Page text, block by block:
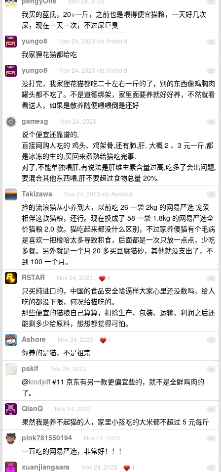
31
我买的蓝氏，20+一斤，之前也是喂得便宜猫粮，一天好几次
屎，现在一天一次，不过屎巨臭
32
yungo8 Nov 24, 2023 via Android
我家狸花猫都给吃
33
yungo8 Nov 24, 2023 via Android
没打完，我家狸花猫都吃二十左右一斤的了，别的东西像鸡胸肉
罐头都不吃了。不是道德绑架，家里面要养就好好养，不然就看
看送人，如果是散养随便喂喂倒是还好
34
gamexg Nov 24, 2023
说个便宜还靠谱的,
直接网购人吃的 鸡头、鸡架骨,还有肺,肝. 大概 2 、3 元一斤,都
是冰冻的生的,买回来煮熟给猫吃完事.
对了,不能单独喂肝,有说法是肝维生素含量过高,吃多了会出问题,
要混合其他东西喂,肝不要超过食物总量 20%.
35
Takizawa Nov 24, 2023 via Android
捡的流浪猫从小养到大，以前吃 26 一袋 2kg 的网易严选 宠爱
相伴这款猫粮，还行。现在换成了 58 一袋 1.8kg 的网易严选全
价猫粮 2.0 款。猫吃起来都没什么区别，不过家养傻猫有个毛病
是喜欢一把梭哈太多导致积食，后面都是一次只放一点点，少吃
多餐。另外就是一个月 20 多买豆腐猫砂，其他就没支出了，不
到 100 一个月。
36
RSTAR Nov 24, 2023 4
只买纯进口的，中国的食品安全啥逼样大家心里还没数吗，给人
吃的都没下限，何况给猫吃的。
那些便宜的猫粮自己算算，扣除生产、包装、运输、利润之后还
能剩多少给原料，想想都觉得可怕。
37
Ashore Nov 24, 2023 1
你养的是猫，不是祖宗
38
psklf Nov 24, 2023
@kindjeff#11 京东有另一款更偏宜些的，就不是全鲜鸡肉的
了。
39
QlanQ Nov 24, 2023
果然我是养不起猫的人，家里小孩吃的大米都不超过 5 元每斤
40
pink781550194 Nov 24, 2023
一直吃的网易严选，非常好！！！
41
xuanjiangsara Nov 24, 2023 1